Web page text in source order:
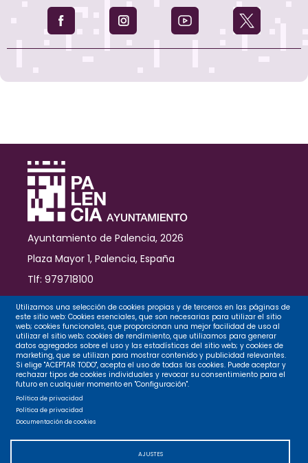
presencia
los
barrios
San
Ayuntamiento de Palencia, 2026
Plaza Mayor 1, Palencia, España
Tlf: 979718100
Contacto
Legal
Privacidad
Utilizamos una selección de cookies propias y de terceros en las páginas de
este sitio web: Cookies esenciales, que son necesarias para utilizar el sitio
web; cookies funcionales, que proporcionan una mejor facilidad de uso al
utilizar el sitio web; cookies de rendimiento, que utilizamos para generar
datos agregados sobre el uso y las estadísticas del sitio web; y cookies de
marketing, que se utilizan para mostrar contenido y publicidad relevantes.
Si elige "ACEPTAR TODO", acepta el uso de todas las cookies. Puede aceptar y
rechazar tipos de cookies individuales y revocar su consentimiento para el
futuro en cualquier momento en "Configuración".
Política de privacidad
Política de privacidad
Documentación de cookies
AJUSTES